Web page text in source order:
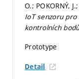
O.; POKORNÝ,
IoT senzoru
kontrolních
Prototype
Detail